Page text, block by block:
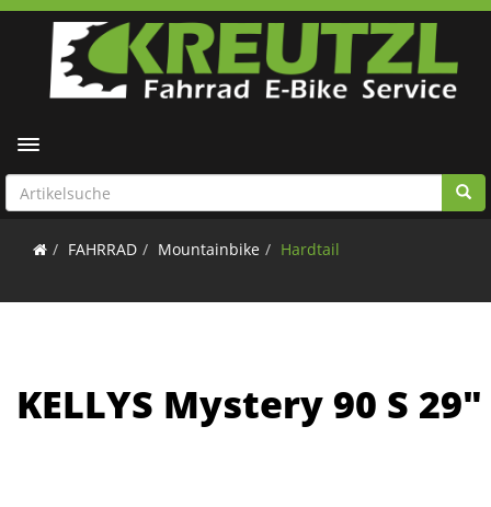
Toggle navigation
FAHRRAD Mountainbike Hardtail
KELLYS Mystery 90 S 29"